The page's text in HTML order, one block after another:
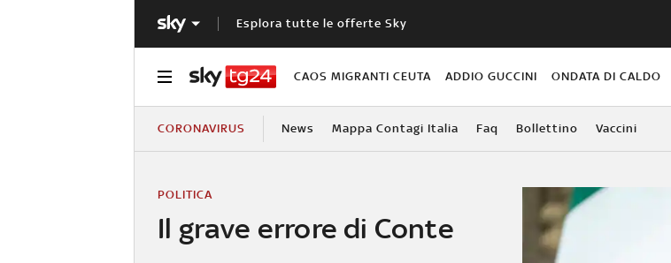
Esplora tutte le offerte Sky
CAOS MIGRANTI CEUTA ADDIO GUCCINI ONDATA DI CALDO
CORONAVIRUS News Mappa Contagi Italia Faq Bollettino Vaccini
Il grave errore di Conte
POLITICA